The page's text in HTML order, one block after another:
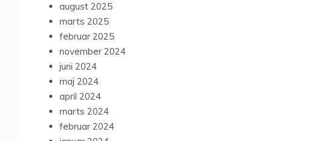
august 2025
marts 2025
februar 2025
november 2024
juni 2024
maj 2024
april 2024
marts 2024
februar 2024